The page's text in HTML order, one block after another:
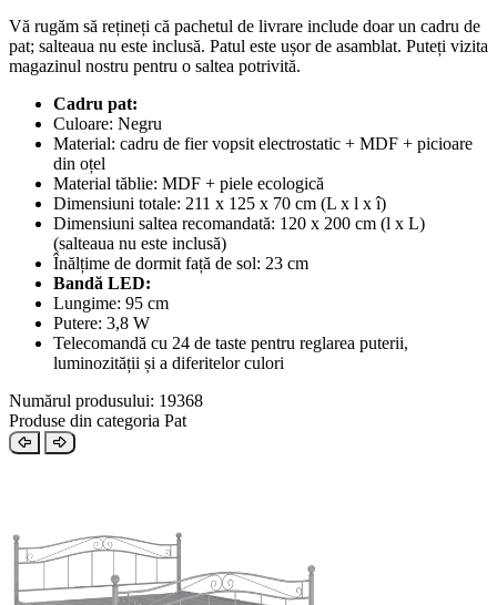
Vă rugăm să rețineți că pachetul de livrare include doar un cadru de
pat; salteaua nu este inclusă. Patul este ușor de asamblat. Puteți vizita
magazinul nostru pentru o saltea potrivită.
Cadru pat:
Culoare: Negru
Material: cadru de fier vopsit electrostatic + MDF + picioare
din oțel
Material tăblie: MDF + piele ecologică
Dimensiuni totale: 211 x 125 x 70 cm (L x l x î)
Dimensiuni saltea recomandată: 120 x 200 cm (l x L)
(salteaua nu este inclusă)
Înălțime de dormit față de sol: 23 cm
Bandă LED:
Lungime: 95 cm
Putere: 3,8 W
Telecomandă cu 24 de taste pentru reglarea puterii,
luminozității și a diferitelor culori
Numărul produsului: 19368
Produse din categoria Pat